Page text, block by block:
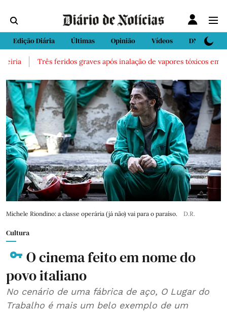
Edição Diária Últimas Opinião Vídeos DN Sport
Três feridos graves após inalação de vapores tóxicos em
Michele Riondino: a classe operária (já não) vai para o paraíso. D.R.
Cultura
O cinema feito em nome do
povo italiano
No cenário de uma fábrica de aço, O Lugar do
Trabalho é mais um belo exemplo de um